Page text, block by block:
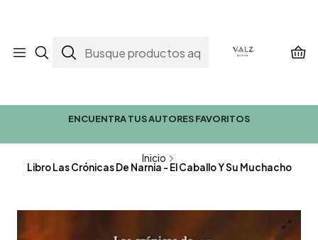
ENCUENTRA TUS AUTORES FAVORITOS
Inicio
Libro Las Crónicas De Narnia - El Caballo Y Su Muchacho